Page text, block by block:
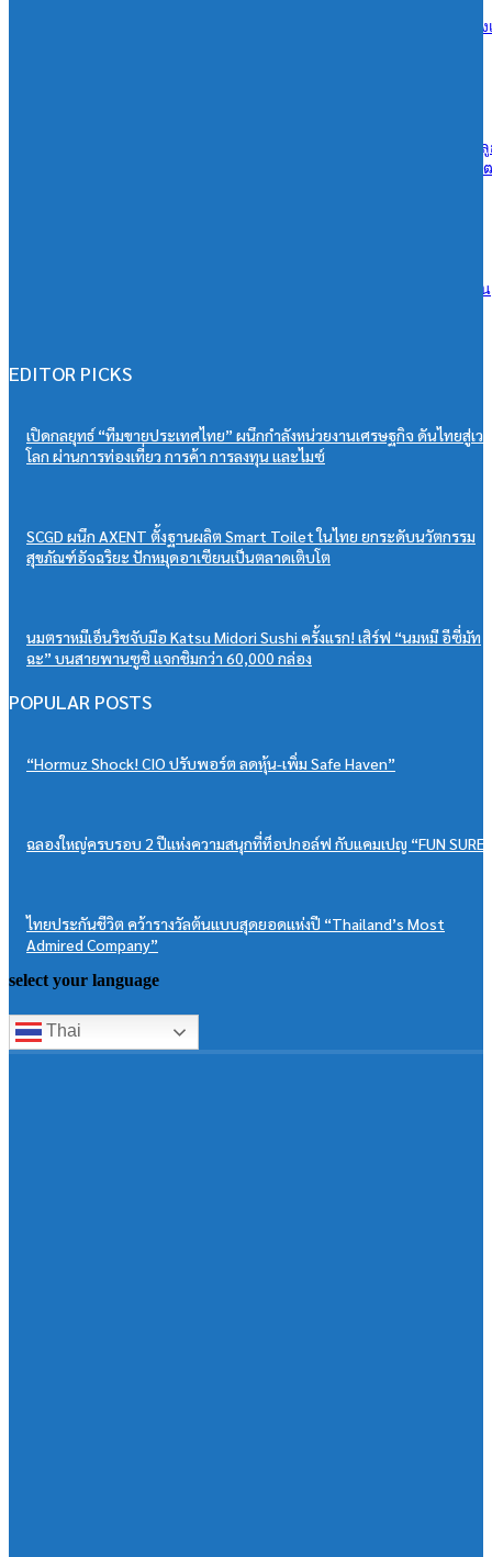
เมืองทองธานี ก้าวสู่ Smart City เต็มรูปแบบ หลัง depa รับรองเป็นเขตส่ง
ลลิล พร็อพเพอร์ตี้ ก้าวสู่ปีที่ 40 เดินหน้าสร้างการเติบโตอย่างยั่งยืน ยึด
เป็นศูนย์กลาง ขับเคลื่อนองค์กรด้วยนวัตกรรม ธรรมาภิบาล และการ
กรุงเทพประกันภัยจัดเสวนาประกันภัยให้แก่ตัวแทนและนายหน้าประกัน
EDITOR PICKS
เปิดกลยุทธ์ “ทีมขายประเทศไทย” ผนึกกำลังหน่วยงานเศรษฐกิจ ดันไทยสู่เวที
โลก ผ่านการท่องเที่ยว การค้า การลงทุน และไมซ์
SCGD ผนึก AXENT ตั้งฐานผลิต Smart Toilet ในไทย ยกระดับนวัตกรรม
สุขภัณฑ์อัจฉริยะ ปักหมุดอาเซียนเป็นตลาดเติบโต
นมตราหมีเอ็นริชจับมือ Katsu Midori Sushi ครั้งแรก! เสิร์ฟ “นมหมี อีซี่มัท
ฉะ” บนสายพานซูชิ แจกชิมกว่า 60,000 กล่อง
POPULAR POSTS
“Hormuz Shock! CIO ปรับพอร์ต ลดหุ้น-เพิ่ม Safe Haven”
ฉลองใหญ่ครบรอบ 2 ปีแห่งความสนุกที่ท็อปกอล์ฟ กับแคมเปญ “FUN SURE”
ไทยประกันชีวิต คว้ารางวัลต้นแบบสุดยอดแห่งปี “Thailand’s Most
Admired Company”
select your language
Thai